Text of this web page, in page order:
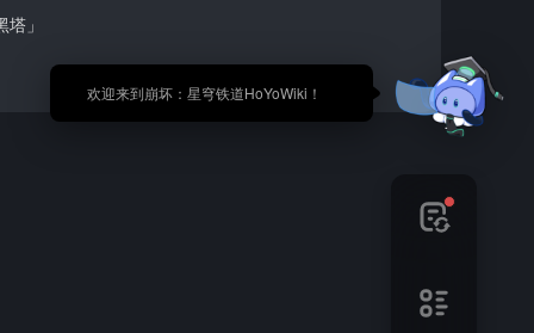
🎉 欢迎来到崩坏：星穹铁道HoYoWiki！
」